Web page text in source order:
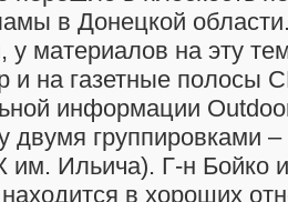
в Донецкой
у материалов на эту
и на газетные полосы
информации
двумя группировками
им. Ильича). Г-н Бойко
в хороших